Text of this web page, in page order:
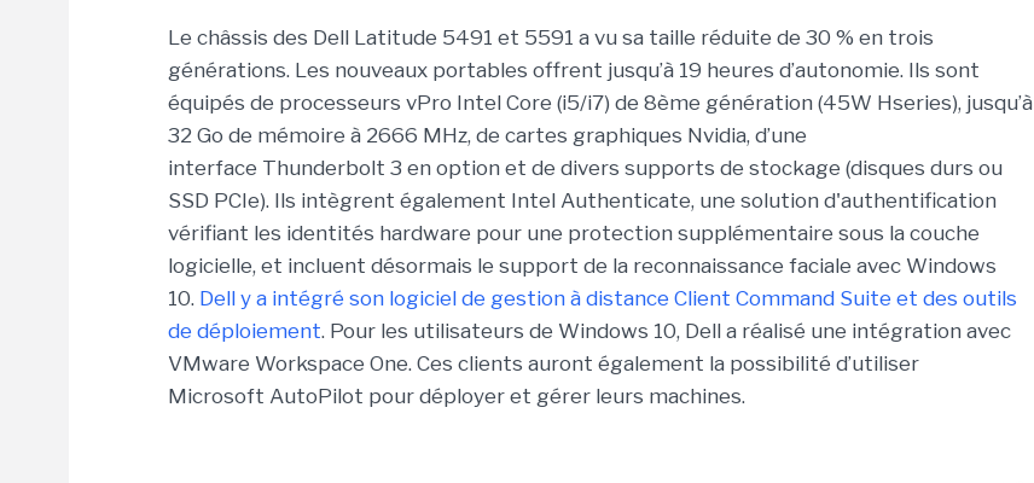
Le châssis des Dell Latitude 5491 et 5591 a vu sa taille réduite de 30 % en trois
générations. Les nouveaux portables offrent jusqu’à 19 heures d’autonomie. Ils sont
équipés de processeurs vPro Intel Core (i5/i7) de 8ème génération (45W Hseries), jusqu’à
32 Go de mémoire à 2666 MHz, de cartes graphiques Nvidia, d’une
interface Thunderbolt 3 en option et de divers supports de stockage (disques durs ou
SSD PCIe). Ils intègrent également Intel Authenticate, une solution d'authentification
vérifiant les identités hardware pour une protection supplémentaire sous la couche
logicielle, et incluent désormais le support de la reconnaissance faciale avec Windows
10. Dell y a intégré son logiciel de gestion à distance Client Command Suite et des outils
de déploiement. Pour les utilisateurs de Windows 10, Dell a réalisé une intégration avec
VMware Workspace One. Ces clients auront également la possibilité d’utiliser
Microsoft AutoPilot pour déployer et gérer leurs machines.